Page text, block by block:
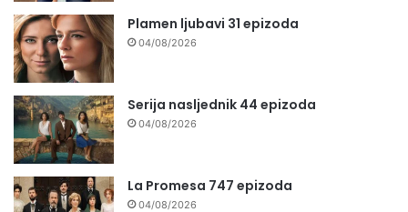
Plamen ljubavi 31 epizoda
04/08/2026
Serija nasljednik 44 epizoda
04/08/2026
La Promesa 747 epizoda
04/08/2026